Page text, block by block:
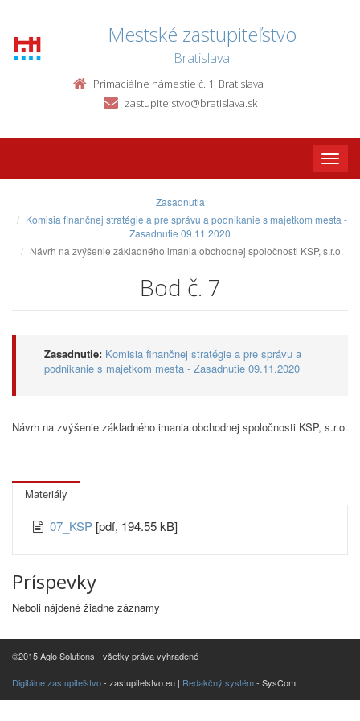
Mestské zastupiteľstvo
Bratislava
Primaciálne námestie č. 1, Bratislava
zastupitelstvo@bratislava.sk
Toggle
Zasadnutia
Komisia finančnej stratégie a pre správu a podnikanie s majetkom mesta -
Zasadnutie 09.11.2020
Návrh na zvýšenie základného imania obchodnej spoločnosti KSP, s.r.o.
Bod č. 7
Zasadnutie: Komisia finančnej stratégie a pre správu a
podnikanie s majetkom mesta - Zasadnutie 09.11.2020
Návrh na zvýšenie základného imania obchodnej spoločnosti KSP, s.r.o.
Materiály
07_KSP [pdf, 194.55 kB]
Príspevky
Neboli nájdené žiadne záznamy
©2015 Aglo Solutions - všetky práva vyhradené
Digitálne zastupiteľstvo- zastupitelstvo.eu | Redakčný systém- SysCom